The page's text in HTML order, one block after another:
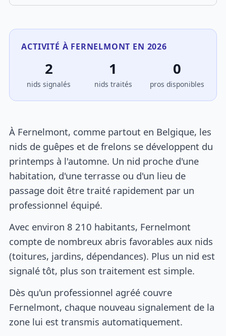
ACTIVITÉ À FERNELMONT EN 2026
2
nids signalés
1
nids traités
0
pros disponibles
À Fernelmont, comme partout en Belgique, les
nids de guêpes et de frelons se développent du
printemps à l'automne. Un nid proche d'une
habitation, d'une terrasse ou d'un lieu de
passage doit être traité rapidement par un
professionnel équipé.
Avec environ 8 210 habitants, Fernelmont
compte de nombreux abris favorables aux nids
(toitures, jardins, dépendances). Plus un nid est
signalé tôt, plus son traitement est simple.
Dès qu'un professionnel agréé couvre
Fernelmont, chaque nouveau signalement de la
zone lui est transmis automatiquement.